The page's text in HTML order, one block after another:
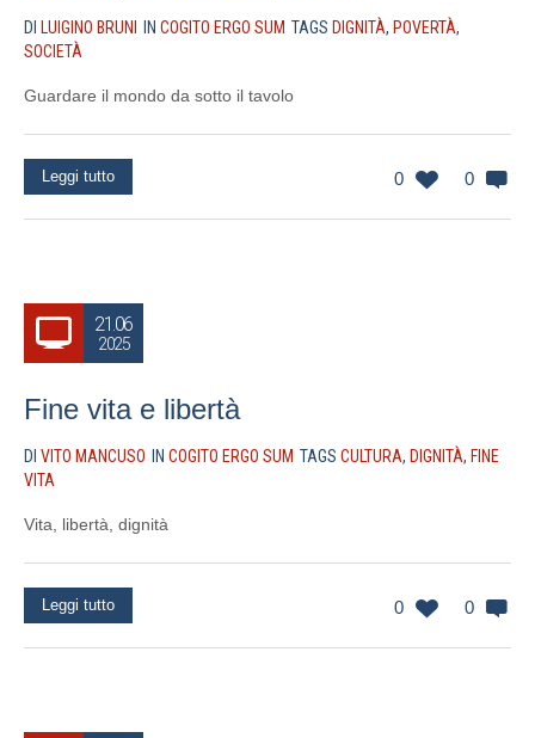
DI LUIGINO BRUNI IN COGITO ERGO SUM TAGS DIGNITÀ, POVERTÀ,
SOCIETÀ
Guardare il mondo da sotto il tavolo
0 0
Leggi tutto
21.06
2025
Fine vita e libertà
DI VITO MANCUSO IN COGITO ERGO SUM TAGS CULTURA, DIGNITÀ, FINE
VITA
Vita, libertà, dignità
0 0
Leggi tutto